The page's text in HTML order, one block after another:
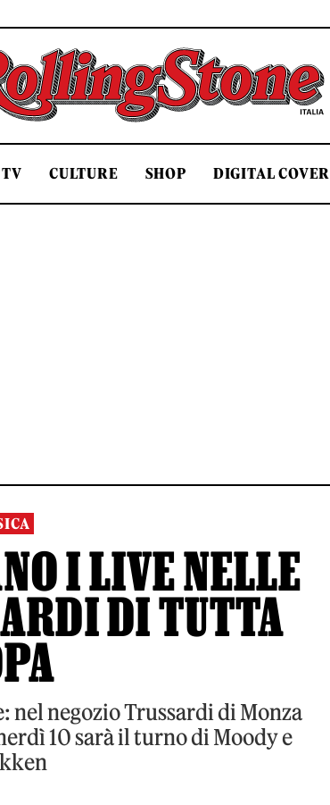
Rolling Stone Italia
CULTURE SHOP DIGITAL COVER
I LIVE NELLE
DI TUTTA
nel negozio Trussardi di Monza
10 sarà il turno di Moody e